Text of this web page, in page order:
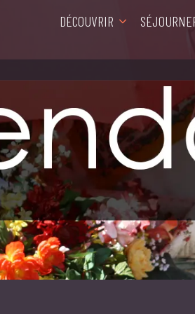
DÉCOUVRIR